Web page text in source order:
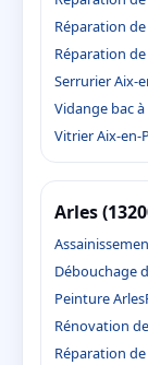
Réparation
Réparation
Serrurier Aix-
Vidange bac
Vitrier Aix-en-
Arles
Débouchage
Peinture Arles
Rénovation
Réparation